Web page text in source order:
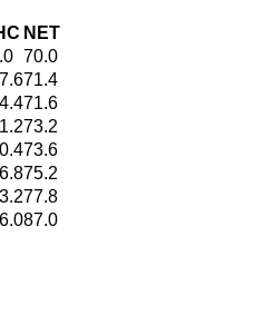
NET
70.0
71.4
71.6
73.2
73.6
75.2
77.8
87.0